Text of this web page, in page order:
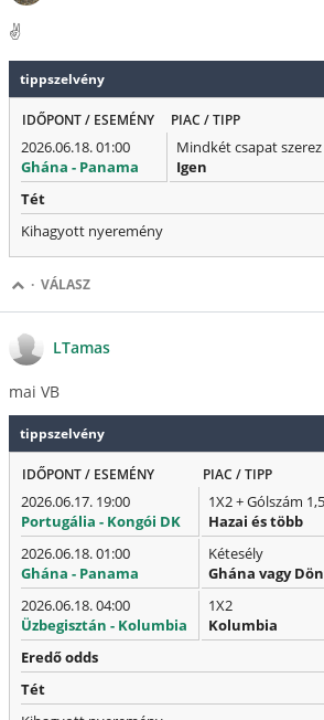
✌️
tippszelvény
IDŐPONT / ESEMÉNY PIAC / TIPP
2026.06.18. 01:00
Ghána - Panama
Mindkét csapat
Igen
Tét
Kihagyott nyeremény
· VÁLASZ
LTamas
mai VB
tippszelvény
IDŐPONT / ESEMÉNY PIAC / TIPP
2026.06.17. 19:00
Portugália - Kongói DK
1X2 + Gólszám 1,5
Hazai és több
2026.06.18. 01:00
Ghána - Panama
Kétesély
Ghána vagy
2026.06.18. 04:00
Üzbegisztán - Kolumbia
1X2
Kolumbia
Eredő odds
Tét